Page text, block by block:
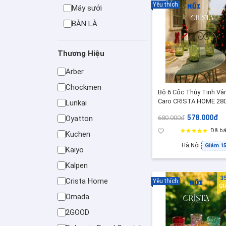
Máy sưởi
BÀN LÀ
Thương Hiệu
Arber
Chockmen
Lunkai
Oyatton
Kuchen
Kaiyo
Kalpen
Crista Home
Omada
2GOOD
Bộ 6 Cốc Thủy Tinh
Caro CRISTA HOME
Sang Trọng ( 60201-G-
Xanh Lá Vintage)
680.000đ 578.000đ
Đã
Hà Nội Giảm
Yêu thích
Yêu thích